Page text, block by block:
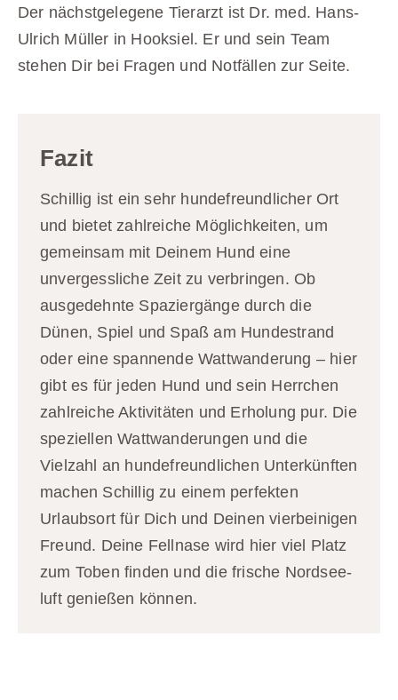
Der nächstgelegene Tierarzt ist Dr. med. Hans-
Ulrich Müller in Hooksiel. Er und sein Team
stehen Dir bei Fragen und Notfällen zur Seite.
Fazit
Schillig ist ein sehr hundefreundlicher Ort
und bietet zahl­reiche Möglichkeiten, um
gemeinsam mit Deinem Hund eine
unvergessliche Zeit zu verbringen. Ob
ausgedehnte Spaziergänge durch die
Dünen, Spiel und Spaß am Hundestrand
oder eine spannende Wattwanderung – hier
gibt es für jeden Hund und sein Herrchen
zahlreiche Aktivitäten und Erholung pur. Die
speziellen Wattwanderungen und die
Vielzahl an hun­de­freund­lichen Unterkünften
machen Schillig zu einem perfekten
Urlaubs­ort für Dich und Deinen vier­beinigen
Freund. Deine Fell­nase wird hier viel Platz
zum Toben finden und die frische Nord­see­
luft genießen können.